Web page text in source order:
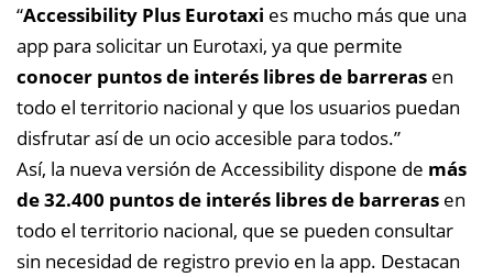
“Accessibility Plus Eurotaxi es mucho más que una
app para solicitar un Eurotaxi, ya que permite
conocer puntos de interés libres de barreras en
todo el territorio nacional y que los usuarios puedan
disfrutar así de un ocio accesible para todos.”
Así, la nueva versión de Accessibility dispone de más
de 32.400 puntos de interés libres de barreras en
todo el territorio nacional, que se pueden consultar
sin necesidad de registro previo en la app. Destacan